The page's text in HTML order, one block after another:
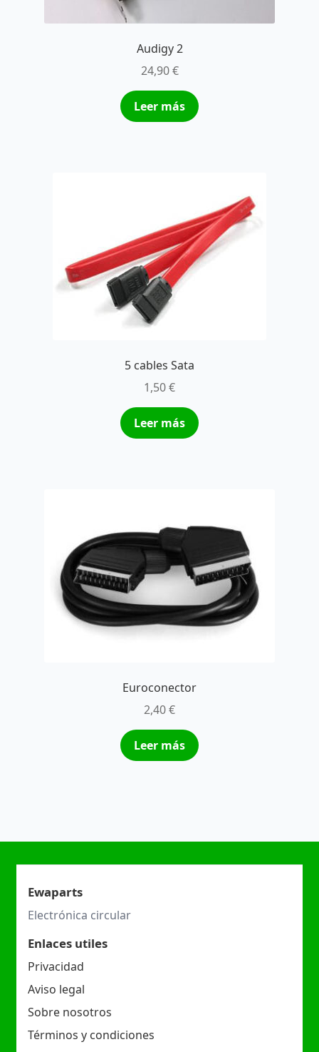
Audigy 2
24,90€
Leer más
5 cables Sata
1,50€
Leer más
Euroconector
2,40€
Leer más
Ewaparts
Electrónica circular
Enlaces utiles
Privacidad
Aviso legal
Sobre nosotros
Términos y condiciones